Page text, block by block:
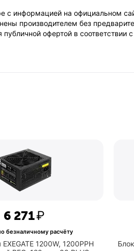
Ток по линии +5 В
Standby
2.5 A
Сайт
производителя
информацией на официальном
производителем без
офертой в
1200W, 1200PPH
6 271₽
безналичному расчёту